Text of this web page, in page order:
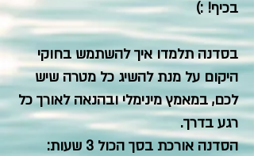
בכיף! :)
בסדנה תלמדו איך להשתמש בחוקי
היקום על מנת להשיג כל מטרה שיש
לכם, במאמץ מינימלי ובהנאה לאורך כל
רגע בדרך.
הסדנה אורכת בסך הכול 3 שעות: